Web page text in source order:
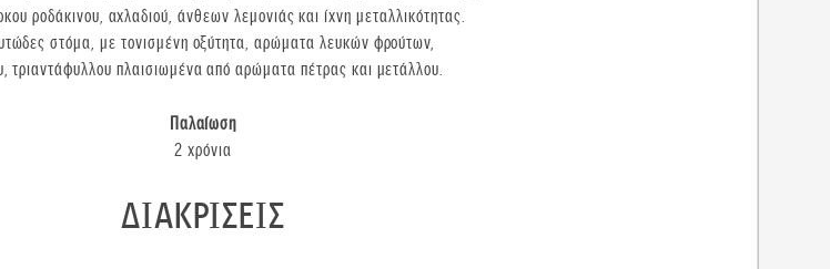
ροδάκινου, αχλαδιού, άνθεων λεμονιάς και ίχνη μεταλλικότητας.
στόμα, με τονισμένη οξύτητα, αρώματα λευκών φρούτων,
τριαντάφυλλου πλαισιωμένα από αρώματα πέτρας και μετάλλου.
Παλαίωση
2 χρόνια
ΔΙΑΚΡΙΣΕΙΣ